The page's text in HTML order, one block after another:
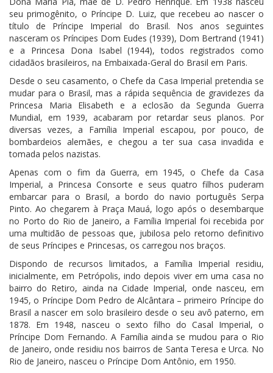
seu primogênito, o Príncipe D. Luiz, que recebeu ao nascer o
título de Príncipe Imperial do Brasil. Nos anos seguintes
nasceram os Príncipes Dom Eudes (1939), Dom Bertrand (1941)
e a Princesa Dona Isabel (1944), todos registrados como
cidadãos brasileiros, na Embaixada-Geral do Brasil em Paris.
Desde o seu casamento, o Chefe da Casa Imperial pretendia se
mudar para o Brasil, mas a rápida sequência de gravidezes da
Princesa Maria Elisabeth e a eclosão da Segunda Guerra
Mundial, em 1939, acabaram por retardar seus planos. Por
diversas vezes, a Família Imperial escapou, por pouco, de
bombardeios alemães, e chegou a ter sua casa invadida e
tomada pelos nazistas.
Apenas com o fim da Guerra, em 1945, o Chefe da Casa
Imperial, a Princesa Consorte e seus quatro filhos puderam
embarcar para o Brasil, a bordo do navio português Serpa
Pinto. Ao chegarem à Praça Mauá, logo após o desembarque
no Porto do Rio de Janeiro, a Família Imperial foi recebida por
uma multidão de pessoas que, jubilosa pelo retorno definitivo
de seus Príncipes e Princesas, os carregou nos braços.
Dispondo de recursos limitados, a Família Imperial residiu,
inicialmente, em Petrópolis, indo depois viver em uma casa no
bairro do Retiro, ainda na Cidade Imperial, onde nasceu, em
1945, o Príncipe Dom Pedro de Alcântara – primeiro Príncipe do
Brasil a nascer em solo brasileiro desde o seu avô paterno, em
1878. Em 1948, nasceu o sexto filho do Casal Imperial, o
Príncipe Dom Fernando. A Família ainda se mudou para o Rio
de Janeiro, onde residiu nos bairros de Santa Teresa e Urca. No
Rio de Janeiro, nasceu o Príncipe Dom Antônio, em 1950.